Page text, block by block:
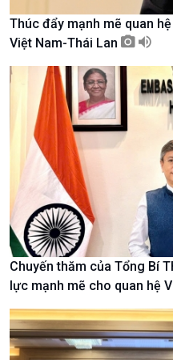
Kinh tế
Tin Kinh tế
Trước giờ mở cửa
Dòng chảy Kinh tế
Sức sống hàng Việt
Tuyên chiến với gian lận
thương mại
Thúc đẩy mạnh mẽ quan
Việt Nam-Thái Lan
Chuyến thăm của Tổng Bí
lực mạnh mẽ cho quan hệ